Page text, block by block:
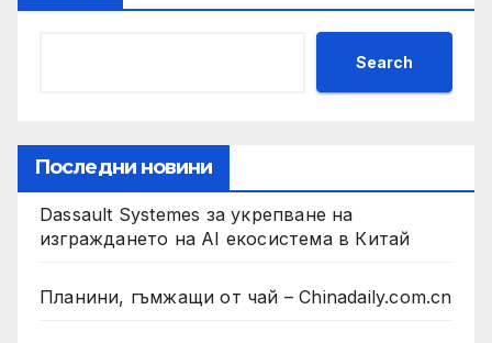
Search
Последни новини
Dassault Systemes за укрепване на
изграждането на AI екосистема в Китай
Планини, гъмжащи от чай – Chinadaily.com.cn